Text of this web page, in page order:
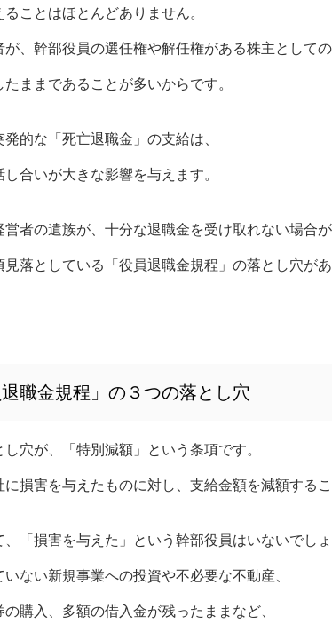
ことはほとんどありません。
が、幹部役員の選任権や解任権がある株主として
ままであることが多いからです。
発的な「死亡退職金」の支給は、
合いが大きな影響を与えます。
営者の遺族が、十分な退職金を受け取れない場合
見落としている「役員退職金規程」の落とし穴が
退職金規程」の３つの落とし穴
し穴が、「特別減額」という条項です。
に損害を与えたものに対し、支給金額を減額する
、「損害を与えた」という幹部役員はいないでし
いない新規事業への投資や不必要な不動産、
購入、多額の借入金が残ったままなど、